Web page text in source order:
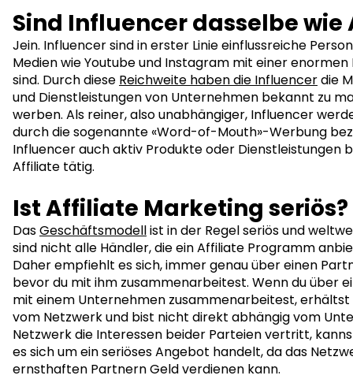
Sind Influencer dasselbe wie
Jein. Influencer sind in erster Linie einflussreiche
Medien wie Youtube und Instagram mit einer
sind. Durch diese Reichweite haben die Influencerdie
und Dienstleistungen von Unternehmen bekannt zu
werben. Als reiner, also unabhängiger, Influencer
durch die sogenannte «Word-of-Mouth»-Werbung
Influencer auch aktiv Produkte oder Dienstleistungen
Affiliate tätig.
Ist Affiliate Marketing seriös?
DasGeschäftsmodellist in der Regel seriös und
sind nicht alle Händler, die ein Affiliate Programm
Daher empfiehlt es sich, immer genau über einen
bevor du mit ihm zusammenarbeitest. Wenn du über
mit einem Unternehmen zusammenarbeitest, erhältst
vom Netzwerk und bist nicht direkt abhängig vom
Netzwerk die Interessen beider Parteien vertritt,
es sich um ein seriöses Angebot handelt, da das
ernsthaften Partnern Geld verdienen kann.